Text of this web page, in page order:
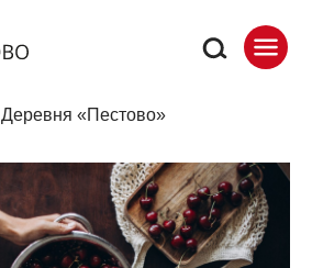
Деревня «Пестово»